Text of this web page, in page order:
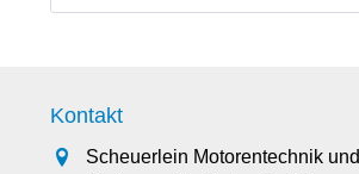
Kontakt
Scheuerlein Motorentechnik und